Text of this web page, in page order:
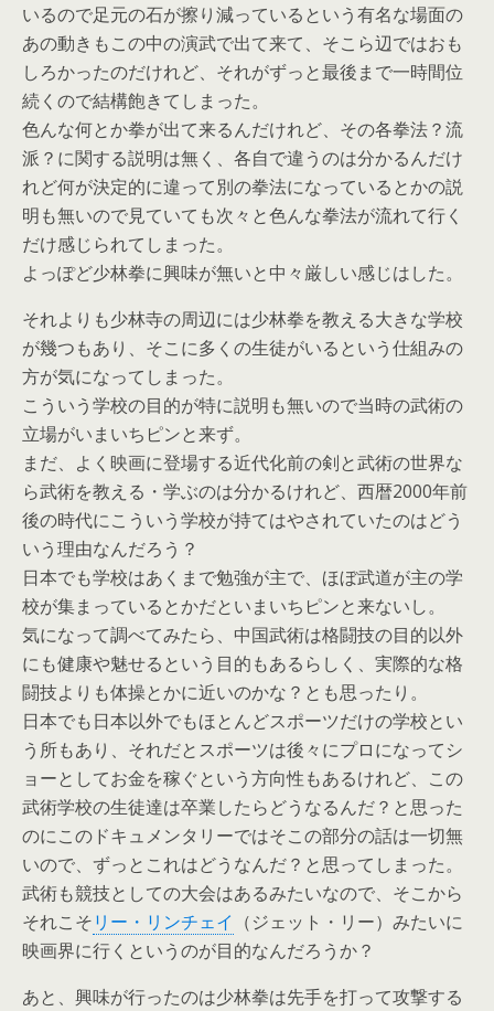
いるので足元の石が擦り減っているという有名な場面の
あの動きもこの中の演武で出て来て、そこら辺ではおも
しろかったのだけれど、それがずっと最後まで一時間位
続くので結構飽きてしまった。
色んな何とか拳が出て来るんだけれど、その各拳法？流
派？に関する説明は無く、各自で違うのは分かるんだけ
れど何が決定的に違って別の拳法になっているとかの説
明も無いので見ていても次々と色んな拳法が流れて行く
だけ感じられてしまった。
よっぽど少林拳に興味が無いと中々厳しい感じはした。
それよりも少林寺の周辺には少林拳を教える大きな学校
が幾つもあり、そこに多くの生徒がいるという仕組みの
方が気になってしまった。
こういう学校の目的が特に説明も無いので当時の武術の
立場がいまいちピンと来ず。
まだ、よく映画に登場する近代化前の剣と武術の世界な
ら武術を教える・学ぶのは分かるけれど、西暦2000年前
後の時代にこういう学校が持てはやされていたのはどう
いう理由なんだろう？
日本でも学校はあくまで勉強が主で、ほぼ武道が主の学
校が集まっているとかだといまいちピンと来ないし。
気になって調べてみたら、中国武術は格闘技の目的以外
にも健康や魅せるという目的もあるらしく、実際的な格
闘技よりも体操とかに近いのかな？とも思ったり。
日本でも日本以外でもほとんどスポーツだけの学校とい
う所もあり、それだとスポーツは後々にプロになってシ
ョーとしてお金を稼ぐという方向性もあるけれど、この
武術学校の生徒達は卒業したらどうなるんだ？と思った
のにこのドキュメンタリーではそこの部分の話は一切無
いので、ずっとこれはどうなんだ？と思ってしまった。
武術も競技としての大会はあるみたいなので、そこから
それこそリー・リンチェイ （ジェット・リー）みたいに
映画界に行くというのが目的なんだろうか？
あと、興味が行ったのは少林拳は先手を打って攻撃する